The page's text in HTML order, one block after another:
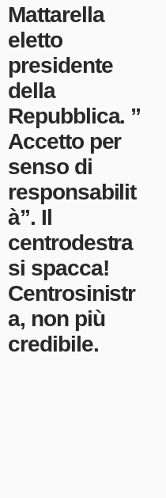
Mattarella
eletto
presidente
della
Repubblica. ”
Accetto per
senso di
responsabilit
à”. Il
centrodestra
si spacca!
Centrosinistr
a, non più
credibile.